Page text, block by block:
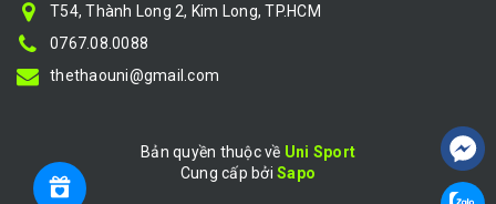
T54, Thành Long 2, Kim Long, TP.HCM
0767.08.0088
thethaouni@gmail.com
Bản quyền thuộc về Uni Sport
|
Cung cấp bởiSapo